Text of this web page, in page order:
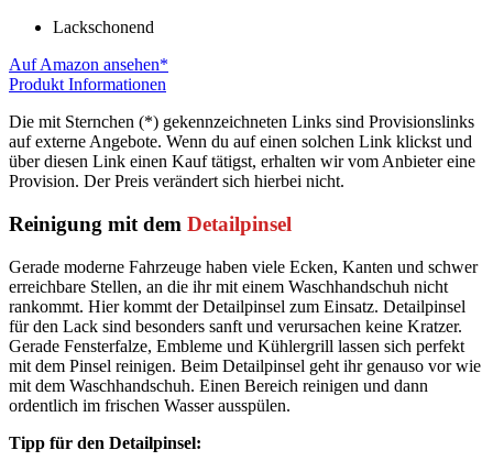
Lackschonend
Auf Amazon ansehen*
Produkt Informationen
Die mit Sternchen (*) gekennzeichneten Links sind Provisionslinks
auf externe Angebote. Wenn du auf einen solchen Link klickst und
über diesen Link einen Kauf tätigst, erhalten wir vom Anbieter eine
Provision. Der Preis verändert sich hierbei nicht.
Reinigung mit dem Detailpinsel
Gerade moderne Fahrzeuge haben viele Ecken, Kanten und schwer
erreichbare Stellen, an die ihr mit einem Waschhandschuh nicht
rankommt. Hier kommt der Detailpinsel zum Einsatz. Detailpinsel
für den Lack sind besonders sanft und verursachen keine Kratzer.
Gerade Fensterfalze, Embleme und Kühlergrill lassen sich perfekt
mit dem Pinsel reinigen. Beim Detailpinsel geht ihr genauso vor wie
mit dem Waschhandschuh. Einen Bereich reinigen und dann
ordentlich im frischen Wasser ausspülen.
Tipp für den Detailpinsel: